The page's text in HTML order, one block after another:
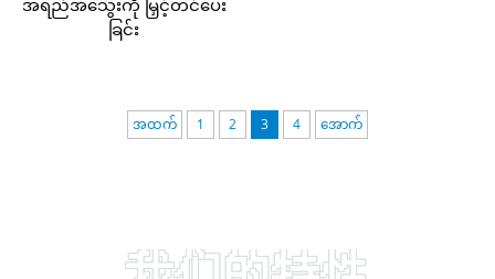
အရည်အသွေးကို မြှင့်တင်ပေး
ခြင်း
အထက် 1 2 3 4 အောက်